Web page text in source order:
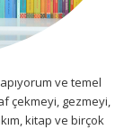
ve temel
çekmeyi, gezmeyi,
kitap ve birçok